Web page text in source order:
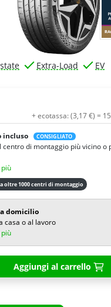
Extra-Load EV
+ ecotassa: (3,17€) =
incluso
CONSIGLIATO
centro di montaggio più vicino o
oltre 1000 centri di montaggio
domicilio
casa o al lavoro
Aggiungi al carrello